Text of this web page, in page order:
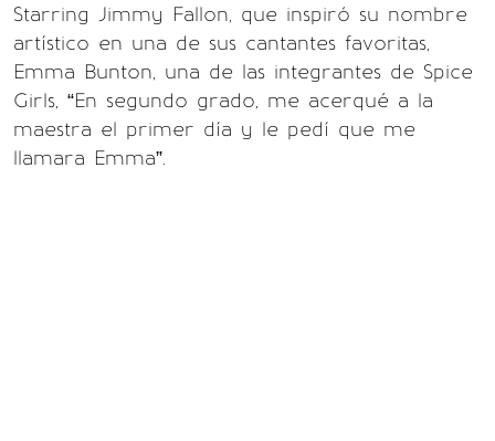
Starring Jimmy Fallon, que inspiró su nombre
artístico en una de sus cantantes favoritas,
Emma Bunton, una de las integrantes de Spice
Girls, “En segundo grado, me acerqué a la
maestra el primer día y le pedí que me
llamara Emma”.